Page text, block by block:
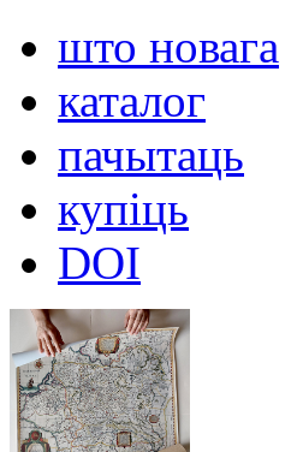
што новага
каталог
пачытаць
купіць
DOI